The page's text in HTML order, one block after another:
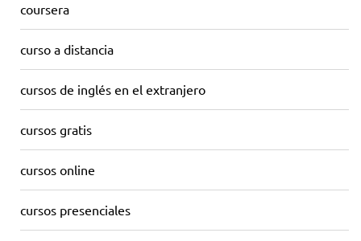
coursera
curso a distancia
cursos de inglés en el extranjero
cursos gratis
cursos online
cursos presenciales